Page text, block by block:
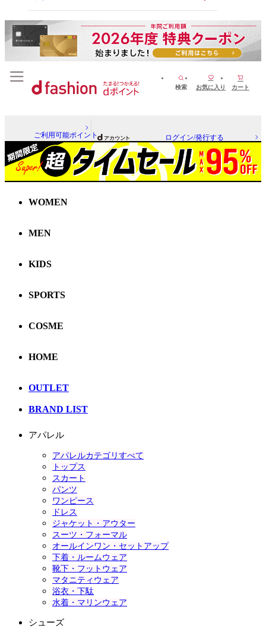
検索 お気に入り カート
ご利用可能ポイント ログイン/発行する
WOMEN
MEN
KIDS
SPORTS
COSME
HOME
OUTLET
BRAND LIST
アパレル
アパレルカテゴリすべて
トップス
スカート
パンツ
ワンピース
ドレス
ジャケット・アウター
スーツ・フォーマル
オールインワン・セットアップ
下着・ルームウェア
靴下・フットウェア
マタニティウェア
浴衣・下駄
水着・マリンウェア
シューズ